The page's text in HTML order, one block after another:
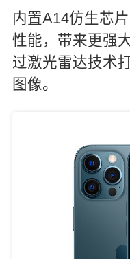
内置A14仿生芯
性能，带来更强
过激光雷达技术
图像。